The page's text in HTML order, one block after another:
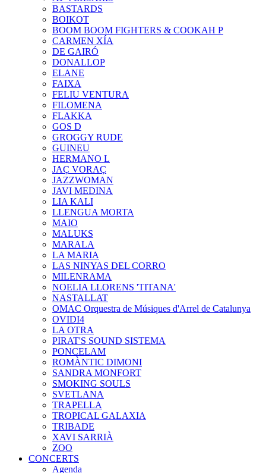
BASTARDS
BOIKOT
BOOM BOOM FIGHTERS & COOKAH P
CARMEN XÍA
DE GAIRÓ
DONALLOP
ELANE
FAIXA
FELIU VENTURA
FILOMENA
FLAKKA
GOS D
GROGGY RUDE
GUINEU
HERMANO L
JAÇ VORAÇ
JAZZWOMAN
JAVI MEDINA
LIA KALI
LLENGUA MORTA
MAIO
MALUKS
MARALA
LA MARIA
LAS NINYAS DEL CORRO
MILENRAMA
NOELIA LLORENS 'TITANA'
NASTALLAT
OMAC Orquestra de Músiques d'Arrel de Catalunya
OVIDI4
LA OTRA
PIRAT'S SOUND SISTEMA
PONCELAM
ROMÀNTIC DIMONI
SANDRA MONFORT
SMOKING SOULS
SVETLANA
TRAPELLA
TROPICAL GALAXIA
TRIBADE
XAVI SARRIÀ
ZOO
CONCERTS
Agenda